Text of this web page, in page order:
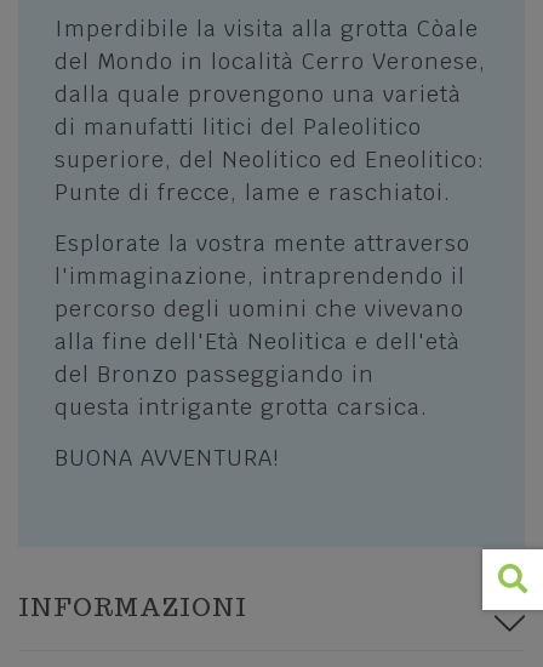
Parco Naturale Regionale della Lessinia
I Cimbri
La storia della Lessinia
Lessinia: Incanto della Montagna tra
I COMUNI
Grezzana
Bosco Chiesanuova
Roverè Veronese
Cerro Veronese
STORIA E CULTURA
Musei
Luxino - Museo Etnografico L'Uomo e
L'Ambiente
Siti culturali
Piazze, Chiese e Simboli religiosi
SPORT E AVVENTURA
Trekking e percorsi
Mountain Bike
Lessinia Adventure - Quad
A cavallo in Lessinia
Associazioni sportive e Guide Ambientali
Imperdibile la visita alla grotta Còale
del Mondo in località Cerro Veronese,
dalla quale provengono una varietà
di manufatti litici del Paleolitico
superiore, del Neolitico ed Eneolitico:
Punte di frecce, lame e raschiatoi.
Esplorate la vostra mente attraverso
l'immaginazione, intraprendendo il
percorso degli uomini che vivevano
alla fine dell'Età Neolitica e dell'età
del Bronzo passeggiando in
questa intrigante grotta carsica.
BUONA AVVENTURA!
INFORMAZIONI